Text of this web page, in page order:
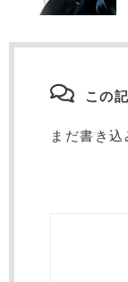
この
まだ書き